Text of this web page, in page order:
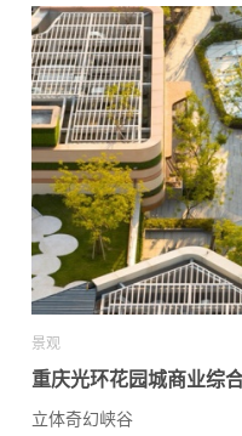
景观
重庆光环花园城商业综
立体奇幻峡谷